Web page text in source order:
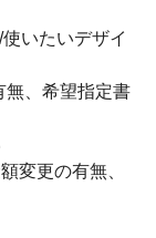
いたいデザイ
無、希望指定書
変更の有無、